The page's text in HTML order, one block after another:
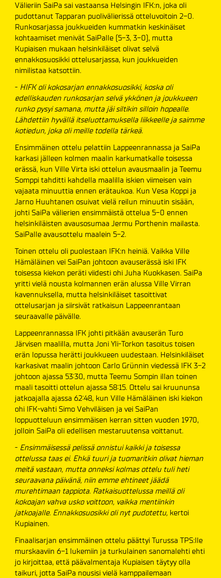
Välieriin SaiPa sai vastaansa Helsingin IFK:n, joka oli
pudottanut Tapparan puolivälierissä otteluvoitoin 2-0.
Runkosarjassa joukkueiden kummatkin keskinäiset
kohtaamiset menivät SaiPalle (5-3, 3-0), mutta
Kupiaisen mukaan helsinkiläiset olivat selvä
ennakkosuosikki ottelusarjassa, kun joukkueiden
nimilistaa katsottiin.
- HIFK oli kokosarjan ennakkosuosikki, koska oli
edelliskauden runkosarjan selvä ykkönen ja joukkueen
runko pysyi samana, mutta jäi siltikin silloin hopealle.
Lähdettiin hyvällä itseluottamuksella liikkeelle ja saimme
kotiedun, joka oli meille todella tärkeä.
Ensimmäinen ottelu pelattiin Lappeenrannassa ja SaiPa
karkasi jälleen kolmen maalin karkumatkalle toisessa
erässä, kun Ville Virta iski ottelun avausmaalin ja Teemu
Somppi tahditti kahdella maalilla iskien viimeisen vain
vajaata minuuttia ennen erätaukoa. Kun Vesa Koppi ja
Jarno Huuhtanen osuivat vielä reilun minuutin sisään,
johti SaiPa välierien ensimmäistä ottelua 5-0 ennen
helsinkiläisten avausosumaa Jermu Porthenin mailasta.
SaiPalle avausottelu maalein 5-2.
Toinen ottelu oli puolestaan IFK:n heiniä. Vaikka Ville
Hämäläinen vei SaiPan johtoon avauserässä iski IFK
toisessa kiekon peräti viidesti ohi Juha Kuokkasen. SaiPa
yritti vielä nousta kolmannen erän alussa Ville Virran
kavennuksella, mutta helsinkiläiset tasoittivat
ottelusarjan ja siirsivät ratkaisun Lappeenrantaan
seuraavalle päivälle.
Lappeenrannassa IFK johti pitkään avauserän Turo
Järvisen maalilla, mutta Joni Yli-Torkon tasoitus toisen
erän lopussa herätti joukkueen uudestaan. Helsinkiläiset
karkasivat maalin johtoon Carlo Grünnin viedessä IFK 3-2
johtoon ajassa 53:30, mutta Teemu Sompin illan toinen
maali tasoitti ottelun ajassa 58:15. Ottelu sai kruununsa
jatkoajalla ajassa 62:48, kun Ville Hämäläinen iski kiekon
ohi IFK-vahti Simo Vehviläisen ja vei SaiPan
loppuotteluun ensimmäisen kerran sitten vuoden 1970,
jolloin SaiPa oli edellisen mestaruutensa voittanut.
- Ensimmäisessä pelissä onnistui kaikki ja toisessa
ottelussa taas ei. Ehkä tuuri ja tuomaritkin olivat hieman
meitä vastaan, mutta onneksi kolmas ottelu tuli heti
seuraavana päivänä, niin emme ehtineet jäädä
murehtimaan tappiota. Ratkaisuottelussa meillä oli
kokoajan vahva usko voittoon, vaikka mentiinkin
jatkoajalle. Ennakkosuosikki oli nyt pudotettu, kertoi
Kupiainen.
Finaalisarjan ensimmäinen ottelu päättyi Turussa TPS:lle
murskaaviin 6-1 lukemiin ja turkulainen sanomalehti ehti
jo kirjoittaa, että päävalmentaja Kupiaisen täytyy olla
taikuri, jotta SaiPa nousisi vielä kamppailemaan